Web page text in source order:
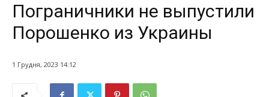
Пограничники не выпустили
Порошенко из Украины
1 Грудня, 2023 14:12